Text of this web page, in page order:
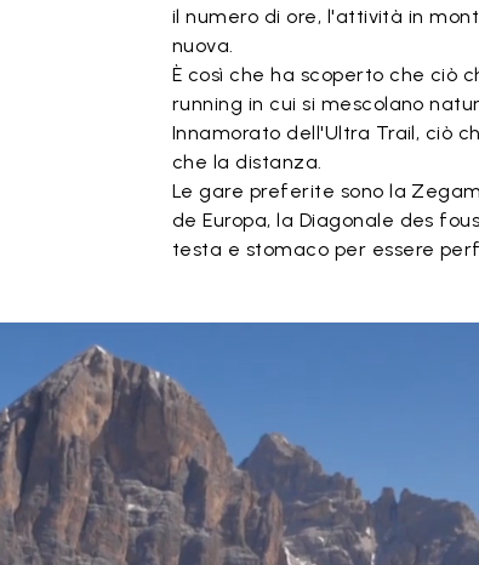
il numero di ore, l'attività in
nuova.
È così che ha scoperto che ciò
running in cui si mescolano
Innamorato dell'Ultra Trail, ciò
che la distanza.
Le gare preferite sono la
de Europa, la Diagonale des
testa e stomaco per essere